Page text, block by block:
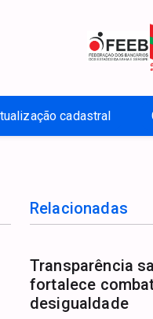
cadastral
Relacionadas
Transparência
fortalece
desigualdade